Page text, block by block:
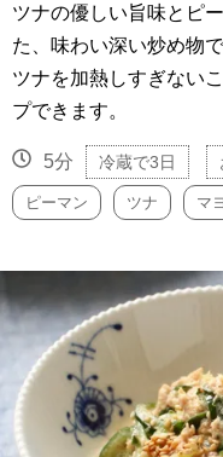
ツナの優しい旨味とピ
た、味わい深い炒め物で
ツナを加熱しすぎない
プできます。
5分 冷蔵で3日
ピーマン ツナ マ